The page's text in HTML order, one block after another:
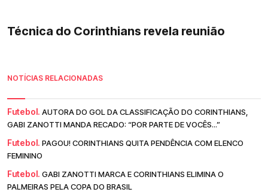
Técnica do Corinthians revela reunião
NOTÍCIAS RELACIONADAS
Futebol. AUTORA DO GOL DA CLASSIFICAÇÃO DO CORINTHIANS,
GABI ZANOTTI MANDA RECADO: “POR PARTE DE VOCÊS...”
Futebol. PAGOU! CORINTHIANS QUITA PENDÊNCIA COM ELENCO
FEMININO
Futebol. GABI ZANOTTI MARCA E CORINTHIANS ELIMINA O
PALMEIRAS PELA COPA DO BRASIL